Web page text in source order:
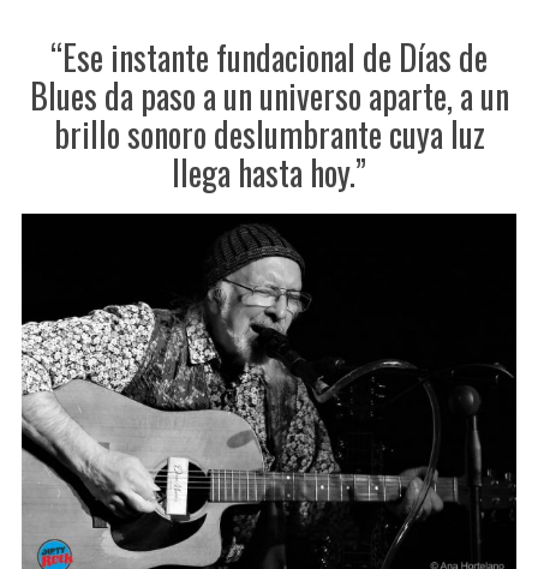
“Ese instante fundacional de Días de
Blues da paso a un universo aparte, a un
brillo sonoro deslumbrante cuya luz
llega hasta hoy.”